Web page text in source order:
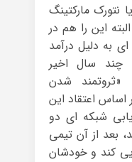
نتورک مارکتینگ
این را هم در
ای به دلیل درآمد
چند سال اخیر
«ثروتمند شدن
اعتقاد این
شبکه ای دو
بعد از آن تیمی
کند و خودشان